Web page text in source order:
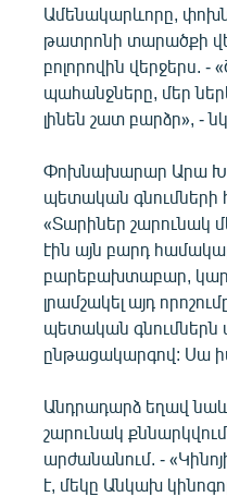
Ամենակարևորը,
թատրոնի տարածքի
բոլորովին վերջերս.
պահանջները, մեր
լինեն շատ բարձր», -
Փոխնախարար Արա
պետական գնումների
«Տարիներ շարունակ
էին այն բարդ
բարեբախտաբար,
լրամշակել այդ
պետական գնումներն
ընթացակարգով: Սա
Անդրադարձ եղավ նաև
շարունակ
արժանանում. -
է, մեկը Անկախ